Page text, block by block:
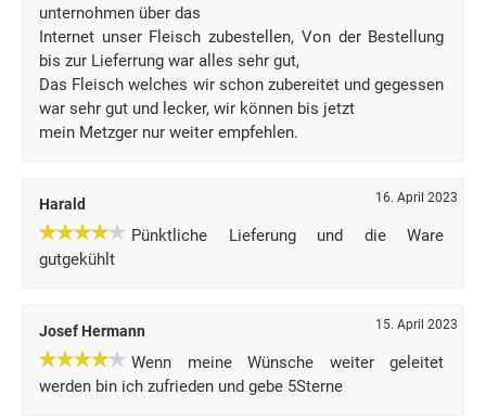
unternohmen über das
Internet unser Fleisch zubestellen, Von der Bestellung
bis zur Lieferrung war alles sehr gut,
Das Fleisch welches wir schon zubereitet und gegessen
war sehr gut und lecker, wir können bis jetzt
mein Metzger nur weiter empfehlen.
Harald 16. April 2023
Pünktliche Lieferung und die Ware
gutgekühlt
Josef Hermann 15. April 2023
Wenn meine Wünsche weiter geleitet
werden bin ich zufrieden und gebe 5Sterne